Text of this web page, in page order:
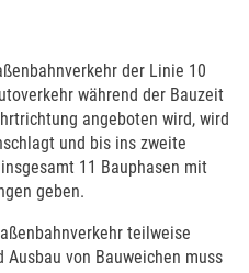
der Linie 10
während der Bauzeit
angeboten wird, wird
und bis ins zweite
11 Bauphasen mit
geben.
teilweise
von Bauweichen muss